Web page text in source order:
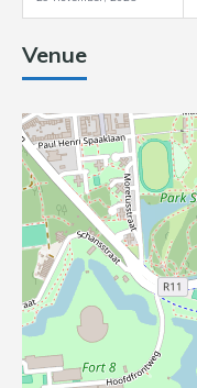
Venue